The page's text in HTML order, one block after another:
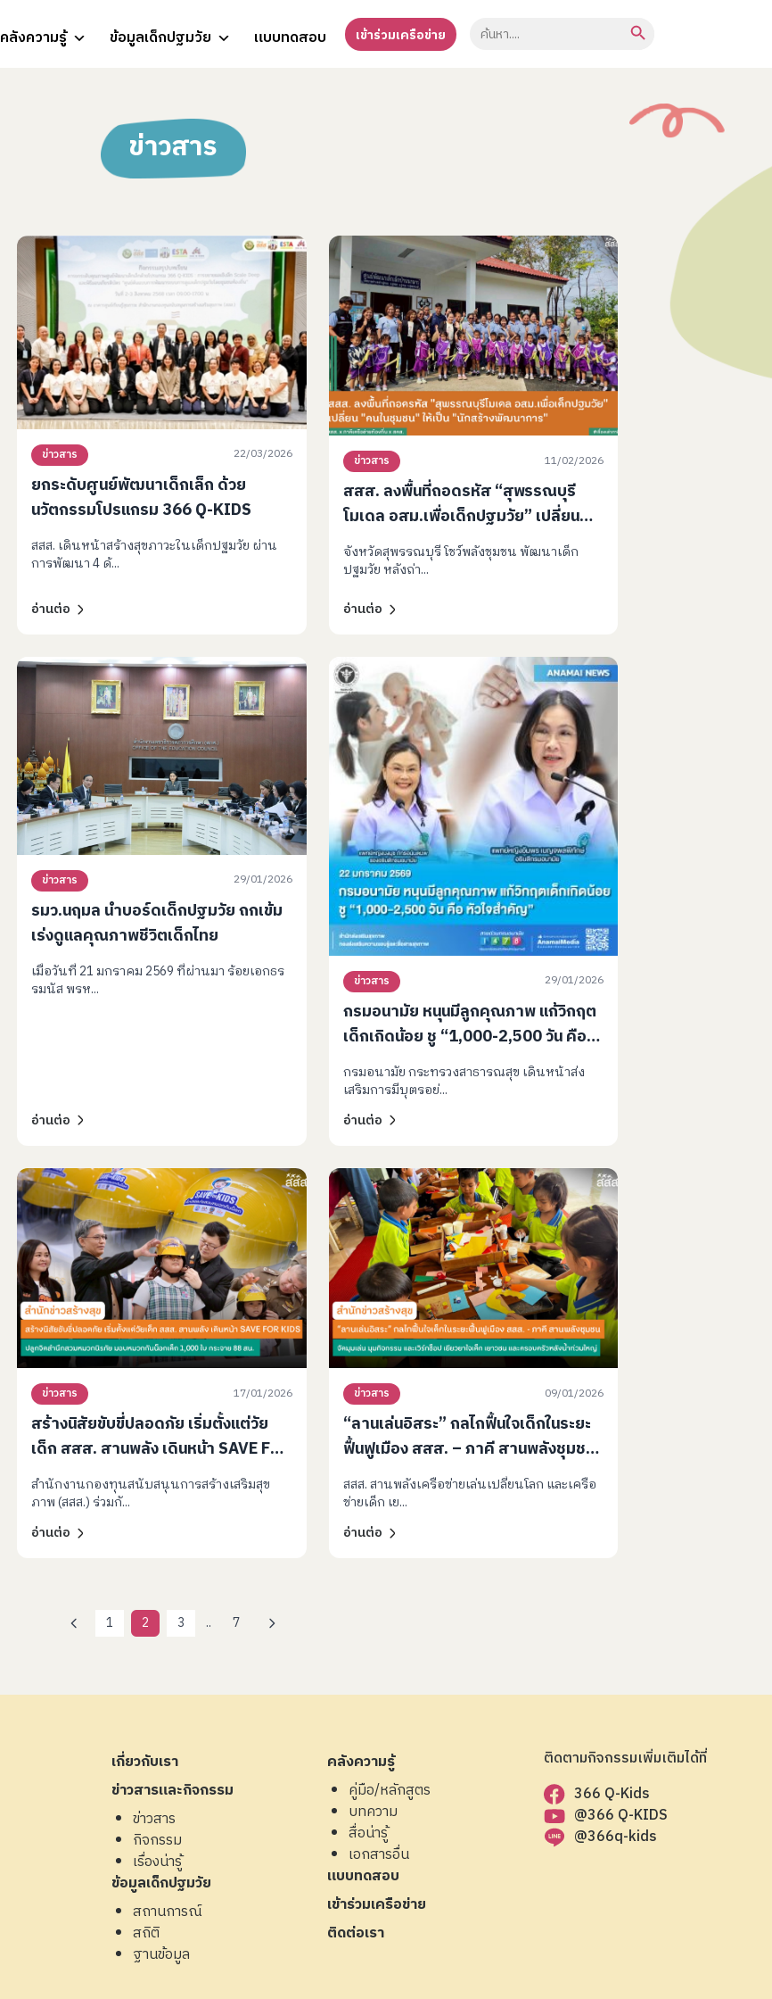
คลังความรู้ ข้อมูลเด็กปฐมวัย แบบทดสอบ เข้าร่วมเครือข่าย
Search
for:
ข่าวสาร
ข่าวสาร 22/03/2026
ยกระดับศูนย์พัฒนาเด็กเล็ก ด้วย
นวัตกรรมโปรแกรม 366 Q-KIDS
สสส. เดินหน้าสร้างสุขภาวะในเด็กปฐมวัย ผ่าน
การพัฒนา 4 ด้...
อ่านต่อ
ข่าวสาร 11/02/2026
สสส. ลงพื้นที่ถอดรหัส “สุพรรณบุรี
โมเดล อสม.เพื่อเด็กปฐมวัย” เปลี่ยน
“คนในชุมชน” ให้เป็น “นักสร้าง
พัฒนาการ”
จังหวัดสุพรรณบุรี โชว์พลังชุมชน พัฒนาเด็ก
ปฐมวัย หลังถ่า...
อ่านต่อ
ข่าวสาร 29/01/2026
รมว.นฤมล นำบอร์ดเด็กปฐมวัย ถกเข้ม
เร่งดูแลคุณภาพชีวิตเด็กไทย
เมื่อวันที่ 21 มกราคม 2569 ที่ผ่านมา ร้อยเอกธร
รมนัส พรห...
อ่านต่อ
ข่าวสาร 29/01/2026
กรมอนามัย หนุนมีลูกคุณภาพ แก้วิกฤต
เด็กเกิดน้อย ชู “1,000-2,500 วัน คือ
หัวใจสำคัญ”
กรมอนามัย กระทรวงสาธารณสุข เดินหน้าส่ง
เสริมการมีบุตรอย่...
อ่านต่อ
ข่าวสาร 17/01/2026
สร้างนิสัยขับขี่ปลอดภัย เริ่มตั้งแต่วัย
เด็ก สสส. สานพลัง เดินหน้า SAVE FOR
KIDS ปลูกจิตสำนึกสวมหมวกนิรภัย
มอบหมวกกันน็อกเด็ก 1,000 ใบ
กระจาย 88 สน.
สำนักงานกองทุนสนับสนุนการสร้างเสริมสุข
ภาพ (สสส.) ร่วมกั...
อ่านต่อ
ข่าวสาร 09/01/2026
“ลานเล่นอิสระ” กลไกฟื้นใจเด็กในระยะ
ฟื้นฟูเมือง สสส. – ภาคี สานพลังชุมชน
จัดมุมเล่น มุมกิจกรรม และเวิร์กช็อป
เยียวยาใจเด็ก เยาวชน และครอบครัว
หลังน้ำท่วมใหญ่
สสส. สานพลังเครือข่ายเล่นเปลี่ยนโลก และเครือ
ข่ายเด็ก เย...
อ่านต่อ
1 2 3 .. 7
เกี่ยวกับเรา
ข่าวสารและกิจกรรม
ข่าวสาร
กิจกรรม
เรื่องน่ารู้
ข้อมูลเด็กปฐมวัย
สถานการณ์
สถิติ
ฐานข้อมูล
คลังความรู้
คู่มือ/หลักสูตร
บทความ
สื่อน่ารู้
เอกสารอื่น
แบบทดสอบ
เข้าร่วมเครือข่าย
ติดต่อเรา
ติดตามกิจกรรมเพิ่มเติมได้ที่
366 Q-Kids
@366 Q-KIDS
@366q-kids